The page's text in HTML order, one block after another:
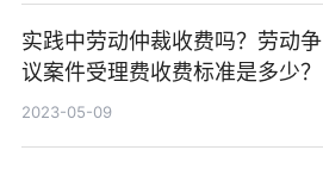
实践中劳动仲裁收费吗？劳动争
议案件受理费收费标准是多少？
2023-05-09